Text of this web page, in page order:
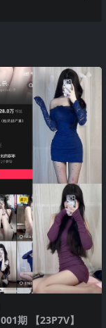
嘎嘎乱杀 001期 【23P7V】